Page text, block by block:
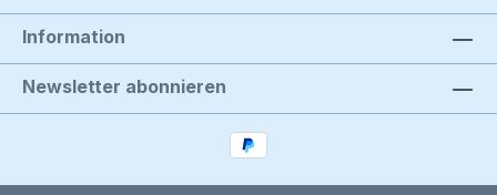
Information
Newsletter abonnieren